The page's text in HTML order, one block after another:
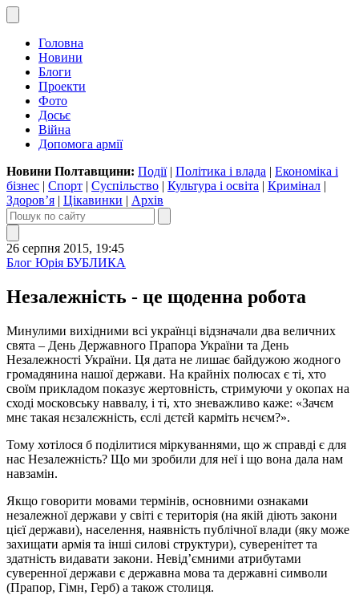
Головна
Новини
Блоги
Проекти
Фото
Досьє
Війна
Допомога армії
Новини Полтавщини: Події| Політика і влада | Економіка і
бізнес | Спорт | Суспільство | Культура і освіта | Кримінал |
Здоров’я | Цікавинки | Архів
26 серпня 2015, 19:45
Блог Юрія БУБЛИКА
Незалежність - це щоденна робота
Минулими вихідними всі українці відзначали два величних
свята – День Державного Прапора України та День
Незалежності України. Ця дата не лишає байдужою жодного
громадянина нашої держави. На крайніх полюсах є ті, хто
своїм прикладом показує жертовність, стримуючи у окопах на
сході московську наввалу, і ті, хто зневажливо каже: «Зачєм
мнє такая нєзалєжність, єслі дєтєй карміть нєчєм?».
Тому хотілося б поділитися міркуваннями, що ж справді є для
нас Незалежність? Що ми зробили для неї і що вона дала нам
навзамін.
Якщо говорити мовами термінів, основними ознаками
незалежної держави у світі є територія (на якій діють закони
цієї держави), населення, наявність публічної влади (яку може
захищати армія та інші силові структури), суверенітет та
здатність видавати закони. Невід’ємними атрибутами
суверенної держави є державна мова та державні символи
(Прапор, Гімн, Герб) а також столиця.